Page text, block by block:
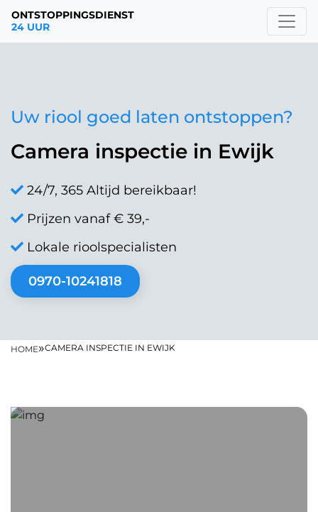
ONTSTOPPINGSDIENST
24 UUR
Uw riool goed laten ontstoppen?
Camera inspectie in Ewijk
24/7, 365 Altijd bereikbaar!
Prijzen vanaf € 39,-
Lokale rioolspecialisten
0970-10241818
HOME»CAMERA INSPECTIE IN EWIJK